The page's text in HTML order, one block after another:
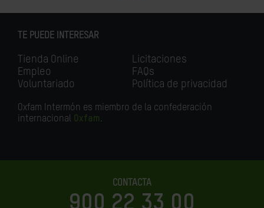
TE PUEDE INTERESAR
Tienda Online
Empleo
Voluntariado
Licitaciones
FAQs
Política de privacidad
Oxfam Intermón es miembro de la confederación
internacional Oxfam.
CONTACTA
900 22 33 00